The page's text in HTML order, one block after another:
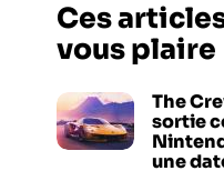
Ces
vous plaire
The
sortie
une